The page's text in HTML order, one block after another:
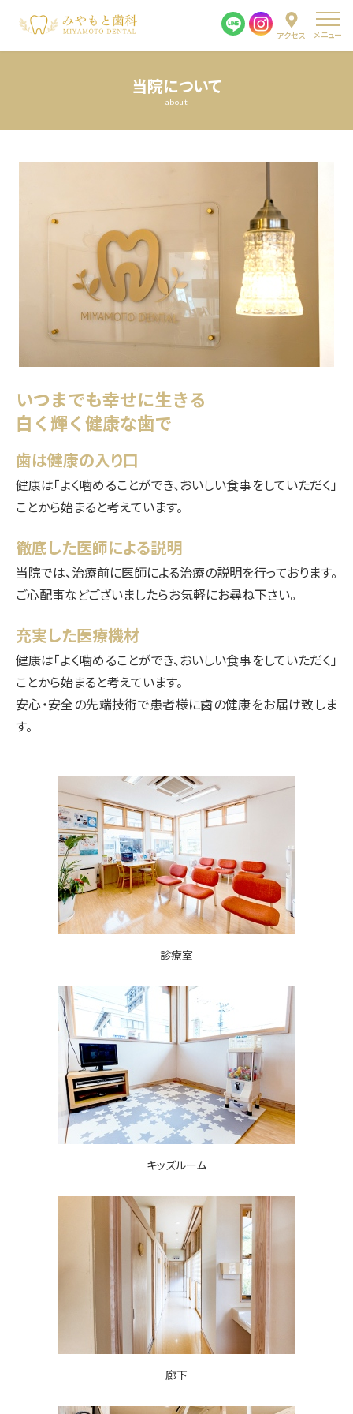
アクセス メニュー
当院について
about
いつまでも幸せに生きる
白く輝く健康な歯で
歯は健康の入り口
健康は「よく噛めることができ、おいしい食事をしていただく」
ことから始まると考えています。
徹底した医師による説明
当院では、治療前に医師による治療の説明を行っております。
ご心配事などございましたらお気軽にお尋ね下さい。
充実した医療機材
健康は「よく噛めることができ、おいしい食事をしていただく」
ことから始まると考えています。
安心・安全の先端技術で患者様に歯の健康をお届け致しま
す。
診療室
キッズルーム
廊下